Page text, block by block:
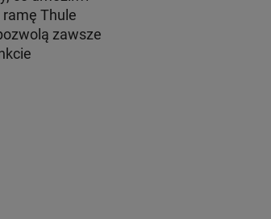
Thule
zawsze